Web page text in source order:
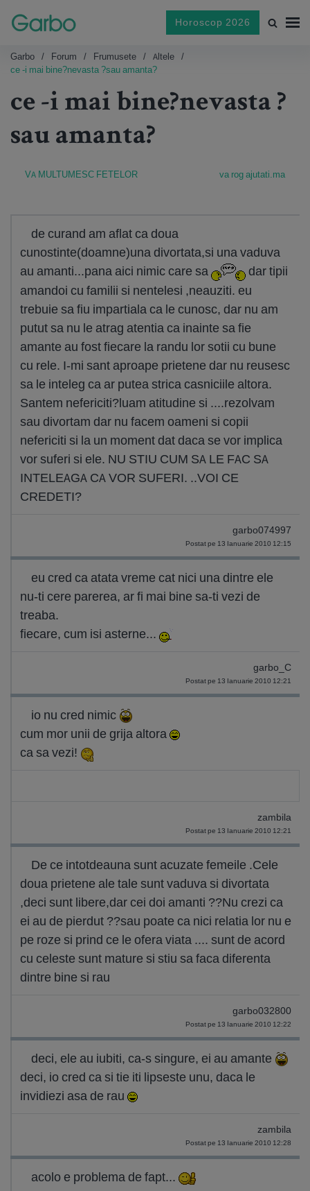
Horoscop 2026
Garbo Forum Frumusete
Altele
ce -i mai bine?nevasta ?sau amanta?
ce -i mai bine?nevasta ?
sau amanta?
VA MULTUMESC FETELOR va rog ajutati.ma
de curand am aflat ca doua
cunostinte(doamne)una divortata,si una vaduva
au amanti...pana aici nimic care sa
dar tipii
amandoi cu familii si nentelesi ,neauziti. eu
trebuie sa fiu impartiala ca le cunosc, dar nu am
putut sa nu le atrag atentia ca inainte sa fie
amante au fost fiecare la randu lor sotii cu bune
cu rele. I-mi sant aproape prietene dar nu reusesc
sa le inteleg ca ar putea strica casniciile altora.
Santem nefericiti?luam atitudine si ....rezolvam
sau divortam dar nu facem oameni si copii
nefericiti si la un moment dat daca se vor implica
vor suferi si ele. NU STIU CUM SA LE FAC SA
INTELEAGA CA VOR SUFERI. ..VOI CE
CREDETI?
garbo074997
Postat pe 13 Ianuarie 2010 12:15
eu cred ca atata vreme cat nici una dintre ele
nu-ti cere parerea, ar fi mai bine sa-ti vezi de
treaba.
fiecare, cum isi asterne...
garbo_C
Postat pe 13 Ianuarie 2010 12:21
io nu cred nimic
cum mor unii de grija altora
ca sa vezi!
zambila
Postat pe 13 Ianuarie 2010 12:21
De ce intotdeauna sunt acuzate femeile .Cele
doua prietene ale tale sunt vaduva si divortata
,deci sunt libere,dar cei doi amanti ??Nu crezi ca
ei au de pierdut ??sau poate ca nici relatia lor nu e
pe roze si prind ce le ofera viata .... sunt de acord
cu celeste sunt mature si stiu sa faca diferenta
dintre bine si rau
garbo032800
Postat pe 13 Ianuarie 2010 12:22
deci, ele au iubiti, ca-s singure, ei au amante
deci, io cred ca si tie iti lipseste unu, daca le
invidiezi asa de rau
zambila
Postat pe 13 Ianuarie 2010 12:28
acolo e problema de fapt...